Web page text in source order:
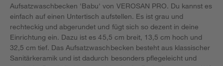
Aufsatzwaschbecken 'Babu' von VEROSAN PRO. Du kannst es
einfach auf einen Untertisch aufstellen. Es ist grau und
rechteckig und abgerundet und fügt sich so dezent in deine
Einrichtung ein. Dazu ist es 45,5 cm breit, 13,5 cm hoch und
32,5 cm tief. Das Aufsatzwaschbecken besteht aus klassischer
Sanitärkeramik und ist dadurch besonders pflegeleicht und